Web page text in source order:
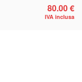
80.00 €
IVA inclusa